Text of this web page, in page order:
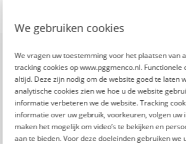
We gebruiken cookies
We vragen uw toestemming voor het plaatsen van
tracking cookies op www.pggmenco.nl. Functionele
altijd. Deze zijn nodig om de website goed te laten
analytische cookies zien we hoe u de website
informatie verbeteren we de website. Tracking
informatie over uw gebruik, voorkeuren, volgen uw
maken het mogelijk om video’s te bekijken en
aan te bieden. Voor deze doeleinden gebruiken we
initiatief